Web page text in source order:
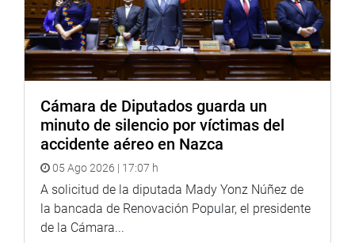
Cámara de Diputados guarda un
minuto de silencio por víctimas del
accidente aéreo en Nazca
05 Ago 2026 | 17:07 h
A solicitud de la diputada Mady Yonz Núñez de
la bancada de Renovación Popular, el presidente
de la Cámara...